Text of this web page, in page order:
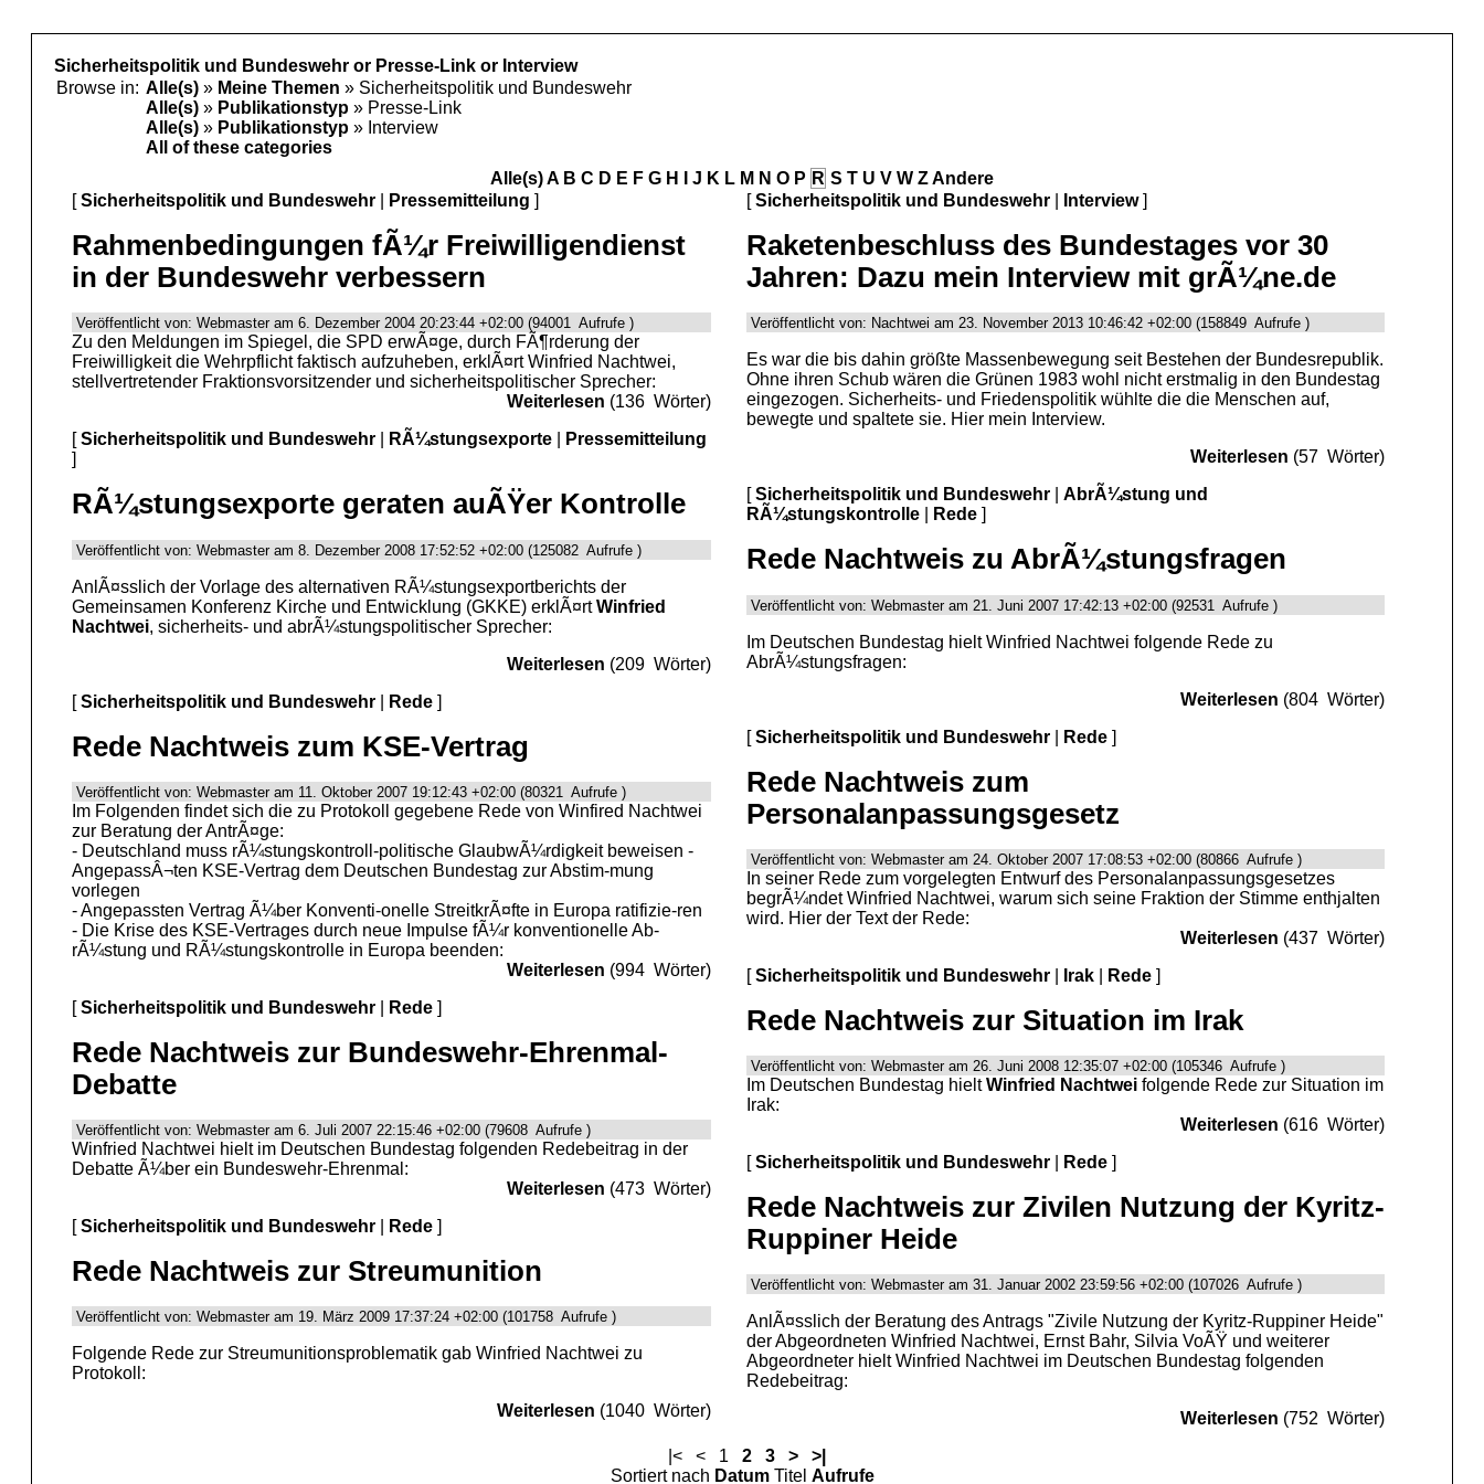
Sicherheitspolitik und Bundeswehr or Presse-Link or Interview
Browse in: Alle(s) » Meine Themen » Sicherheitspolitik und Bundeswehr
Alle(s) » Publikationstyp » Presse-Link
Alle(s) » Publikationstyp » Interview
All of these categories
Alle(s)A B C D E F G H J K L M N O P R S T U V W ZAndere
[Sicherheitspolitik und Bundeswehr Pressemitteilung ]
Rahmenbedingungen fÃ¼r Freiwilligendienst
in der Bundeswehr verbessern
Veröffentlicht von: Webmaster am 6. Dezember 2004 20:23:44 +02:00 (94001 Aufrufe )
Zu den Meldungen im Spiegel, die SPD erwÃ¤ge, durch FÃ¶rderung der
Freiwilligkeit die Wehrpflicht faktisch aufzuheben, erklÃ¤rt Winfried Nachtwei,
stellvertretender Fraktionsvorsitzender und sicherheitspolitischer Sprecher:
Weiterlesen (136 Wörter)
[Sicherheitspolitik und Bundeswehr RÃ¼stungsexporte
Pressemitteilung
]
RÃ¼stungsexporte geraten auÃŸer Kontrolle
Veröffentlicht von: Webmaster am 8. Dezember 2008 17:52:52 +02:00 (125082 Aufrufe )
AnlÃ¤sslich der Vorlage des alternativen RÃ¼stungsexportberichts der
Gemeinsamen Konferenz Kirche und Entwicklung (GKKE) erklÃ¤rtWinfried
Nachtwei, sicherheits- und abrÃ¼stungspolitischer Sprecher:
Weiterlesen (209 Wörter)
[Sicherheitspolitik und Bundeswehr Rede ]
Rede Nachtweis zum KSE-Vertrag
Veröffentlicht von: Webmaster am 11. Oktober 2007 19:12:43 +02:00 (80321 Aufrufe )
Im Folgenden findet sich die zu Protokoll gegebene Rede von Winfired Nachtwei
zur Beratung der AntrÃ¤ge:
- Deutschland muss rÃ¼stungskontroll-politische GlaubwÃ¼rdigkeit beweisen -
AngepassÂ¬ten KSE-Vertrag dem Deutschen Bundestag zur Abstim-mung
vorlegen
- Angepassten Vertrag Ã¼ber Konventi-onelle StreitkrÃ¤fte in Europa ratifizie-ren
- Die Krise des KSE-Vertrages durch neue Impulse fÃ¼r konventionelle Ab-
rÃ¼stung und RÃ¼stungskontrolle in Europa beenden:
Weiterlesen (994 Wörter)
[Sicherheitspolitik und Bundeswehr Rede ]
Rede Nachtweis zur Bundeswehr-Ehrenmal-
Debatte
Veröffentlicht von: Webmaster am 6. Juli 2007 22:15:46 +02:00 (79608 Aufrufe )
Winfried Nachtwei hielt im Deutschen Bundestag folgenden Redebeitrag in der
Debatte Ã¼ber ein Bundeswehr-Ehrenmal:
Weiterlesen (473 Wörter)
[Sicherheitspolitik und Bundeswehr Rede ]
Rede Nachtweis zur Streumunition
Veröffentlicht von: Webmaster am 19. März 2009 17:37:24 +02:00 (101758 Aufrufe )
Folgende Rede zur Streumunitionsproblematik gab Winfried Nachtwei zu
Protokoll:
Weiterlesen (1040 Wörter)
[Sicherheitspolitik und Bundeswehr| Interview]
Raketenbeschluss des Bundestages vor 30
Jahren: Dazu mein Interview mit grÃ¼ne.de
Veröffentlicht von: Nachtwei am 23. November 2013 10:46:42 +02:00 (158849 Aufrufe )
Es war die bis dahin größte Massenbewegung seit Bestehen der Bundesrepublik.
Ohne ihren Schub wären die Grünen 1983 wohl nicht erstmalig in den Bundestag
eingezogen. Sicherheits- und Friedenspolitik wühlte die die Menschen auf,
bewegte und spaltete sie. Hier mein Interview.
Weiterlesen (57 Wörter)
[Sicherheitspolitik und Bundeswehr| AbrÃ¼stung und
RÃ¼stungskontrolle| Rede]
Rede Nachtweis zu AbrÃ¼stungsfragen
Veröffentlicht von: Webmaster am 21. Juni 2007 17:42:13 +02:00 (92531 Aufrufe )
Im Deutschen Bundestag hielt Winfried Nachtwei folgende Rede zu
AbrÃ¼stungsfragen:
Weiterlesen (804 Wörter)
[Sicherheitspolitik und Bundeswehr| Rede]
Rede Nachtweis zum
Personalanpassungsgesetz
Veröffentlicht von: Webmaster am 24. Oktober 2007 17:08:53 +02:00 (80866 Aufrufe )
In seiner Rede zum vorgelegten Entwurf des Personalanpassungsgesetzes
begrÃ¼ndet Winfried Nachtwei, warum sich seine Fraktion der Stimme enthjalten
wird. Hier der Text der Rede:
Weiterlesen (437 Wörter)
[Sicherheitspolitik und Bundeswehr| Irak| Rede]
Rede Nachtweis zur Situation im Irak
Veröffentlicht von: Webmaster am 26. Juni 2008 12:35:07 +02:00 (105346 Aufrufe )
Im Deutschen Bundestag hieltWinfried Nachtweifolgende Rede zur Situation im
Irak:
Weiterlesen (616 Wörter)
[Sicherheitspolitik und Bundeswehr| Rede]
Rede Nachtweis zur Zivilen Nutzung der Kyritz-
Ruppiner Heide
Veröffentlicht von: Webmaster am 31. Januar 2002 23:59:56 +02:00 (107026 Aufrufe )
AnlÃ¤sslich der Beratung des Antrags "Zivile Nutzung der Kyritz-Ruppiner Heide"
der Abgeordneten Winfried Nachtwei, Ernst Bahr, Silvia VoÃŸ und weiterer
Abgeordneter hielt Winfried Nachtwei im Deutschen Bundestag folgenden
Redebeitrag:
Weiterlesen (752 Wörter)
|<
< 1 2 3 >
>|
Sortiert nach DatumTitel Aufrufe